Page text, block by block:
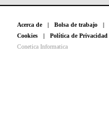
Acerca de| Bolsa de trabajo |
Cookies | Política de Privacidad
Conetica Informatica